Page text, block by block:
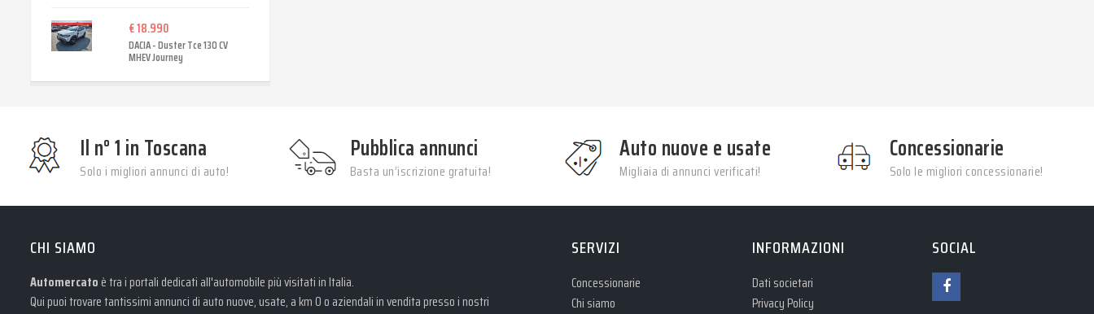
€ 18.990
DACIA - Duster Tce 130 CV
MHEV Journey
Il n° 1 in Toscana
Solo i migliori annunci di auto!
Pubblica annunci
Basta un’iscrizione gratuita!
Auto nuove e usate
Migliaia di annunci verificati!
Concessionarie
Solo le migliori concessionarie!
CHI SIAMO
Automercato è tra i portali dedicati all'automobile più visitati in Italia.
Qui puoi trovare tantissimi annunci di auto nuove, usate, a km 0 o aziendali in vendita presso i nostri
SERVIZI
Concessionarie
Chi siamo
INFORMAZIONI
Dati societari
Privacy Policy
SOCIAL